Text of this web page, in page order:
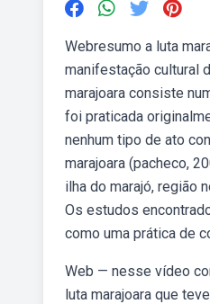
Webresumo a luta
manifestação cultural
marajoara consiste
foi praticada
nenhum tipo de ato
marajoara (pacheco,
ilha do marajó, região
Os estudos
como uma prática de
Web — nesse vídeo
luta marajoara que